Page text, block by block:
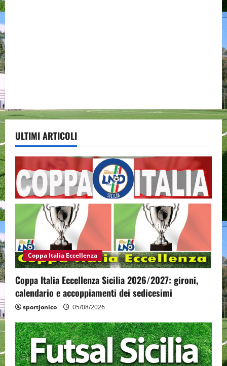
ULTIMI ARTICOLI
Coppa Italia Eccellenza
Coppa Italia Eccellenza Sicilia 2026/2027: gironi,
calendario e accoppiamenti dei sedicesimi
sportjonico 05/08/2026